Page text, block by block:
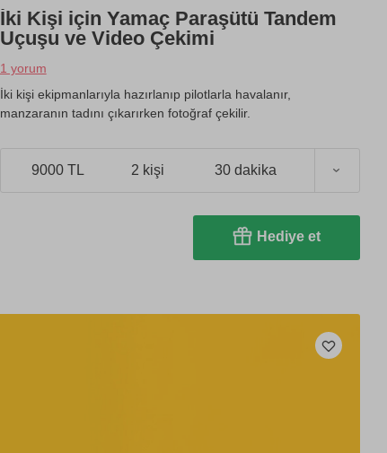
İki Kişi için Yamaç Paraşütü Tandem
Uçuşu ve Video Çekimi
1 yorum
İki kişi ekipmanlarıyla hazırlanıp pilotlarla havalanır,
manzaranın tadını çıkarırken fotoğraf çekilir.
9000 TL 2 kişi 30 dakika
Hediye et